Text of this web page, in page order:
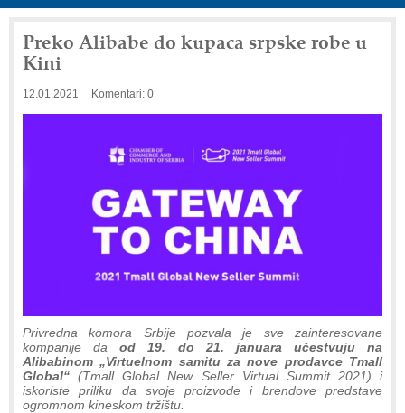
Preko Alibabe do kupaca srpske robe u
Kini
12.01.2021 Komentari: 0
Privredna komora Srbije pozvala je sve zainteresovane
kompanije daod 19. do 21. januara učestvuju na
Alibabinom „Virtuelnom samitu za nove prodavce Tmall
Global“ (Tmall Global New Seller Virtual Summit 2021) i
iskoriste priliku da svoje proizvode i brendove predstave
ogromnom kineskom tržištu.